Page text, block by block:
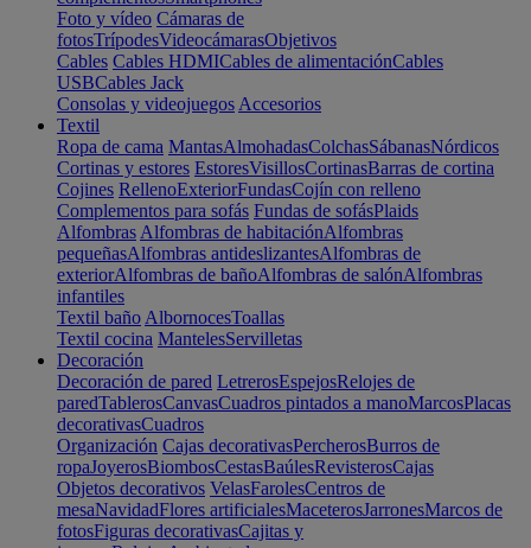
Foto y vídeo Cámaras de
fotosTrípodesVideocámarasObjetivos
Cables Cables HDMICables de alimentaciónCables
USBCables Jack
Consolas y videojuegos Accesorios
Textil
Ropa de cama MantasAlmohadasColchasSábanasNórdicos
Cortinas y estores EstoresVisillosCortinasBarras de cortina
Cojines RellenoExteriorFundasCojín con relleno
Complementos para sofás Fundas de sofásPlaids
Alfombras Alfombras de habitaciónAlfombras
pequeñasAlfombras antideslizantesAlfombras de
exteriorAlfombras de bañoAlfombras de salónAlfombras
infantiles
Textil baño AlbornocesToallas
Textil cocina MantelesServilletas
Decoración
Decoración de pared LetrerosEspejosRelojes de
paredTablerosCanvasCuadros pintados a manoMarcosPlacas
decorativasCuadros
Organización Cajas decorativasPercherosBurros de
ropaJoyerosBiombosCestasBaúlesRevisterosCajas
Objetos decorativos VelasFarolesCentros de
mesaNavidadFlores artificialesMaceterosJarronesMarcos de
fotosFiguras decorativasCajitas y